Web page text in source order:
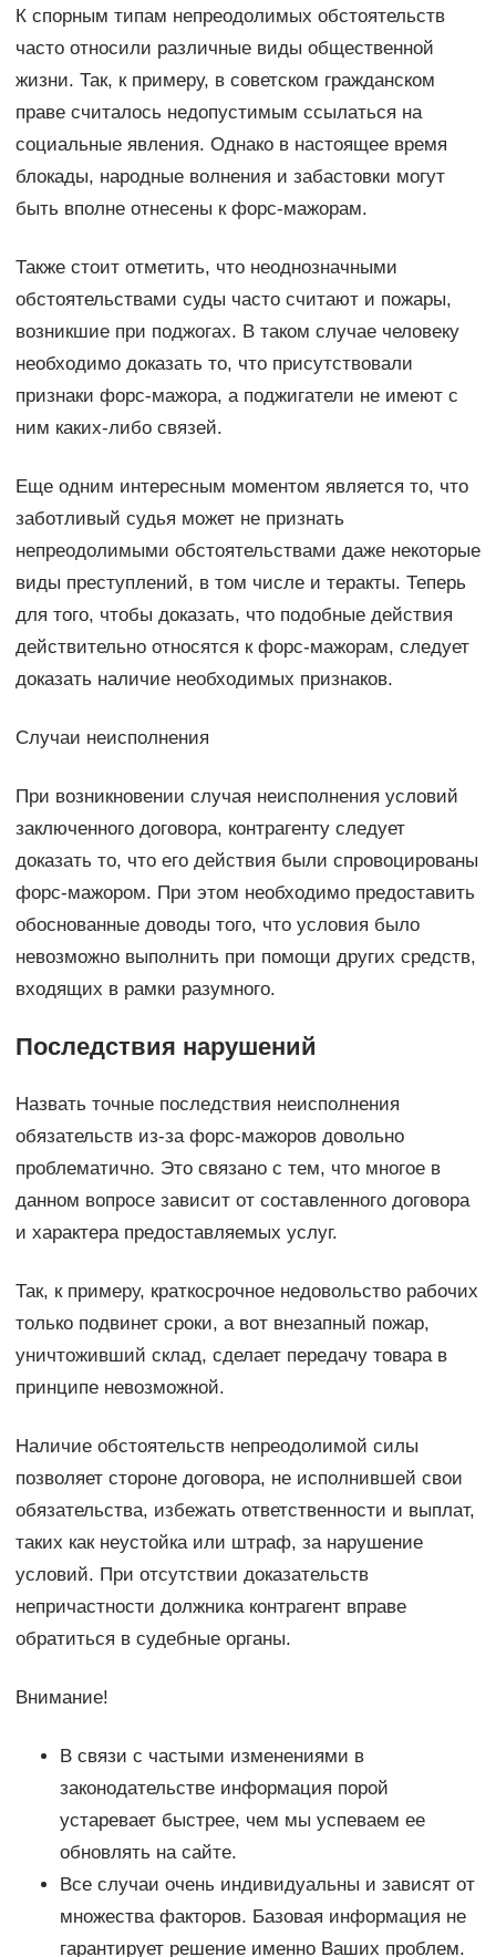
К спорным типам непреодолимых обстоятельств
часто относили различные виды общественной
жизни. Так, к примеру, в советском гражданском
праве считалось недопустимым ссылаться на
социальные явления. Однако в настоящее время
блокады, народные волнения и забастовки могут
быть вполне отнесены к форс-мажорам.
Также стоит отметить, что неоднозначными
обстоятельствами суды часто считают и пожары,
возникшие при поджогах. В таком случае человеку
необходимо доказать то, что присутствовали
признаки форс-мажора, а поджигатели не имеют с
ним каких-либо связей.
Еще одним интересным моментом является то, что
заботливый судья может не признать
непреодолимыми обстоятельствами даже некоторые
виды преступлений, в том числе и теракты. Теперь
для того, чтобы доказать, что подобные действия
действительно относятся к форс-мажорам, следует
доказать наличие необходимых признаков.
Случаи неисполнения
При возникновении случая неисполнения условий
заключенного договора, контрагенту следует
доказать то, что его действия были спровоцированы
форс-мажором. При этом необходимо предоставить
обоснованные доводы того, что условия было
невозможно выполнить при помощи других средств,
входящих в рамки разумного.
Последствия нарушений
Назвать точные последствия неисполнения
обязательств из-за форс-мажоров довольно
проблематично. Это связано с тем, что многое в
данном вопросе зависит от составленного договора
и характера предоставляемых услуг.
Так, к примеру, краткосрочное недовольство рабочих
только подвинет сроки, а вот внезапный пожар,
уничтоживший склад, сделает передачу товара в
принципе невозможной.
Наличие обстоятельств непреодолимой силы
позволяет стороне договора, не исполнившей свои
обязательства, избежать ответственности и выплат,
таких как неустойка или штраф, за нарушение
условий. При отсутствии доказательств
непричастности должника контрагент вправе
обратиться в судебные органы.
Внимание!
В связи с частыми изменениями в
законодательстве информация порой
устаревает быстрее, чем мы успеваем ее
обновлять на сайте.
Все случаи очень индивидуальны и зависят от
множества факторов. Базовая информация не
гарантирует решение именно Ваших проблем.